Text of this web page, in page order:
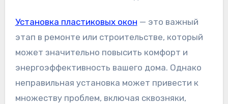
Установка пластиковых окон — это важный
этап в ремонте или строительстве, который
может значительно повысить комфорт и
энергоэффективность вашего дома. Однако
неправильная установка может привести к
множеству проблем, включая сквозняки,